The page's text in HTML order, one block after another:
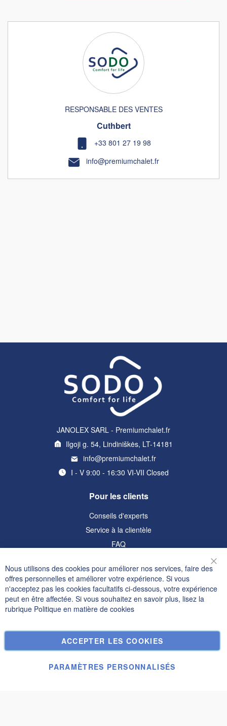
RESPONSABLE DES VENTES
Cuthbert
+33 801 27 19 98
info@premiumchalet.fr
JANOLEX SARL - Premiumchalet.fr
Ilgoji g. 54, Lindiniškės, LT-14181
info@premiumchalet.fr
I - V 9:00 - 16:30 VI-VII Closed
Pour les clients
Conseils d'experts
Service à la clientèle
FAQ
Informations
Politique de confidentialité et cookies
Termes de recherche
Commandes et retours
Nous contacter
Nous utilisons des cookies pour améliorer nos services, faire des
offres personnelles et améliorer votre expérience. Si vous
n'acceptez pas les cookies facultatifs ci-dessous, votre expérience
peut en être affectée. Si vous souhaitez en savoir plus, lisez la
rubrique Politique en matière de cookies
ACCEPTER LES COOKIES
PARAMÈTRES PERSONNALISÉS